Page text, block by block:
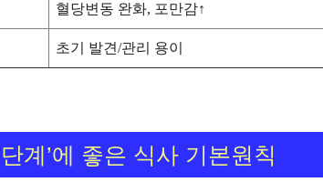
혈당변동 완화, 포만감↑
초기 발견/관리 용이
계’에 좋은 식사 기본원칙